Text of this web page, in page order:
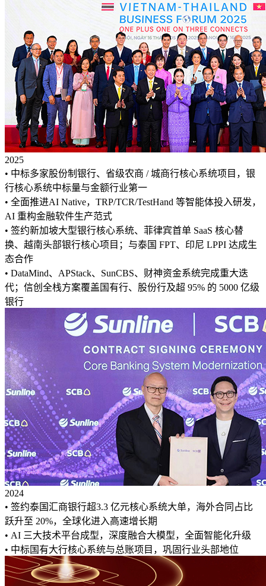
2025
• 中标多家股份制银行、省级农商 / 城商行核心系统项目，银
行核心系统中标量与金额行业第一
• 全面推进AI Native，TRP/TCR/TestHand 等智能体投入研发，
AI 重构金融软件生产范式
• 签约新加坡大型银行核心系统、菲律宾首单 SaaS 核心替
换、越南头部银行核心项目；与泰国 FPT、印尼 LPPI 达成生
态合作
• DataMind、APStack、SunCBS、财神资金系统完成重大迭
代；信创全栈方案覆盖国有行、股份行及超 95% 的 5000 亿级
银行
2024
• 签约泰国汇商银行超3.3 亿元核心系统大单，海外合同占比
跃升至 20%，全球化进入高速增长期
• AI 三大技术平台成型，深度融合大模型，全面智能化升级
• 中标国有大行核心系统与总账项目，巩固行业头部地位